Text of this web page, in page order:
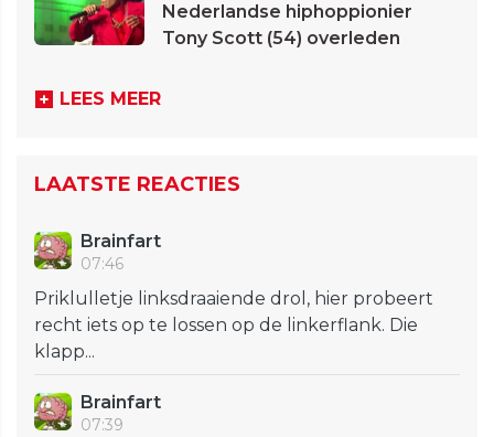
Nederlandse hiphoppionier
Tony Scott (54) overleden
LEES MEER
LAATSTE REACTIES
Brainfart
07:46
Priklulletje linksdraaiende drol, hier probeert
recht iets op te lossen op de linkerflank. Die
klapp...
Brainfart
07:39